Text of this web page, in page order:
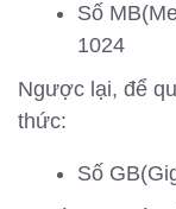
Số
1024
Ngược lại, để
thức:
Số